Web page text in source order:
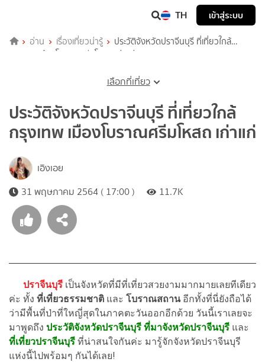
TH เข้าสู่ระบบ
อ่าน เรื่องเที่ยวน่ารู้
ประวัติจังหวัดปราจีนบุรี ที่เที่ยวใกล้
กรุงเทพ เมืองโบราณศรีมโหสถ เก่าแก่
เลือกที่เที่ยว
ประวัติจังหวัดปราจีนบุรี ที่เที่ยวใกล้
กรุงเทพ เมืองโบราณศรีมโหสถ เก่าแก่
เอิงเอย
31 พฤษภาคม 2564 ( 17:00 )
11.7K
ปราจีนบุรี เป็นจังหวัดที่มีที่เที่ยวสวยงามมากมายเลยทีเดียว
ค่ะ ทั้ง ที่เที่ยวธรรมชาติ และ โบราณสถานอีกทั้งที่นี่ยังถือได้
ว่ามีพื้นที่ป่าที่ใหญี่สุดในภาคตะวันออกอีกด้วย วันนี้เราเลยจะ
มาพูดถึง ประวัติจังหวัดปราจีนบุรี ที่มาจังหวัดปราจีนบุรี และ
ที่เที่ยวปราจีนบุรี ที่น่าสนใจกันค่ะ มารู้จักจังหวัดปราจีนบุรี
แห่งนี้ไปพร้อมๆ กันได้เลย!